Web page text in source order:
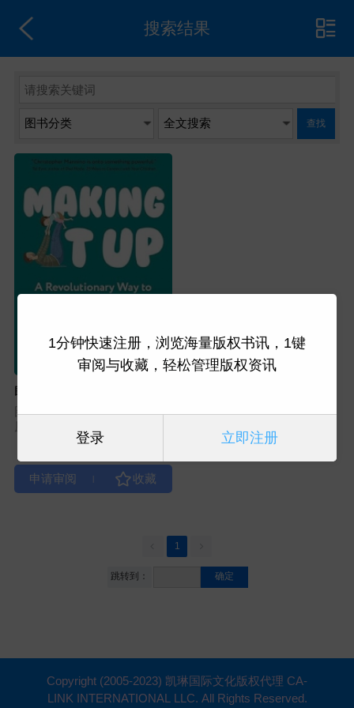
搜索结果
查找
即兴养育：用“是的，而
且…”打开孩子的创意宇宙
图书类型：家教育儿
1
跳转到： 确定
Copyright (2005-2023) 凯琳国际文化版权代理 CA-
LINK INTERNATIONAL LLC. All Rights Reserved.
1分钟快速注册，浏览海量版权书讯，1键
审阅与收藏，轻松管理版权资讯
登录 立即注册